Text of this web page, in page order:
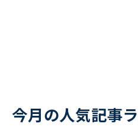
今月の人気記事